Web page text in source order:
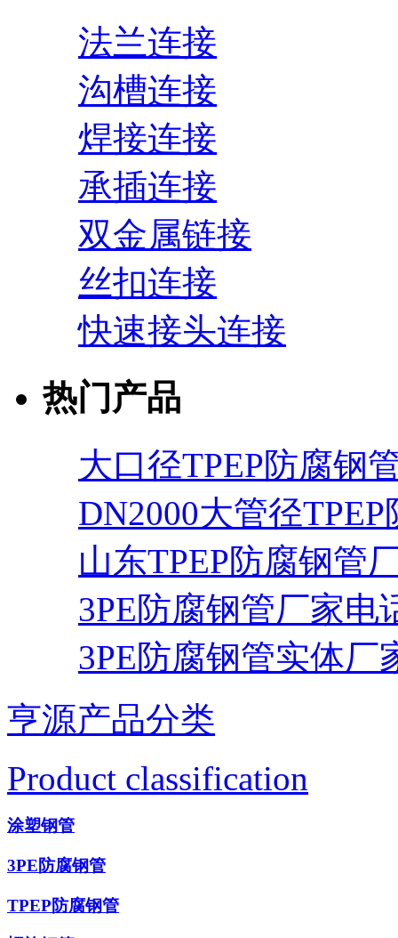
法兰连接
沟槽连接
焊接连接
承插连接
双金属链接
丝扣连接
快速接头连接
热门产品
大口径TPEP防腐钢
DN2000大管径
山东TPEP防腐钢管
3PE防腐钢管厂家电
3PE防腐钢管实体厂
亨源产品分类
Product classification
涂塑钢管
3PE防腐钢管
TPEP防腐钢管